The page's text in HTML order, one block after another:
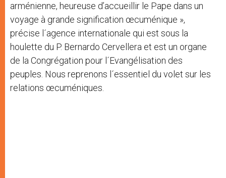
arménienne, heureuse d’accueillir le Pape dans un
voyage à grande signification œcuménique »,
précise l´agence internationale qui est sous la
houlette du P. Bernardo Cervellera et est un organe
de la Congrégation pour l´Evangélisation des
peuples. Nous reprenons l´essentiel du volet sur les
relations œcuméniques.